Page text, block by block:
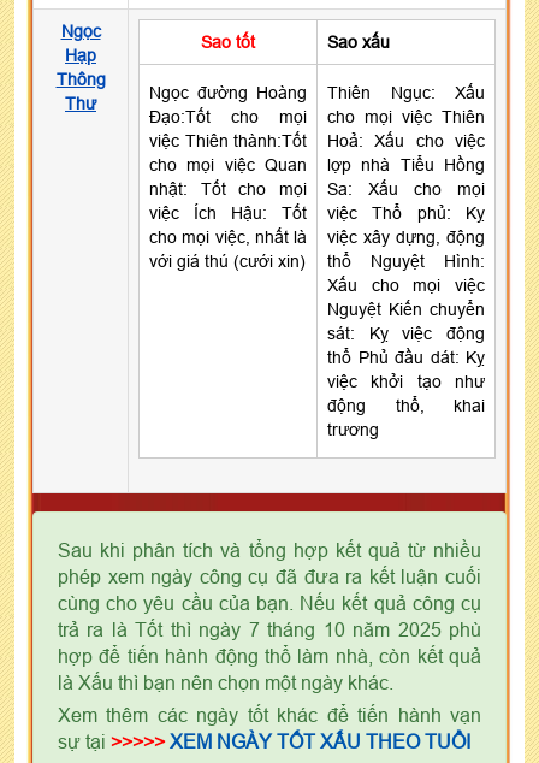
Ngọc
Hạp
Thông
Thư
Sao tốt Sao xấu
Ngọc đường Hoàng
Đạo:Tốt cho mọi
việc Thiên thành:Tốt
cho mọi việc Quan
nhật: Tốt cho mọi
việc Ích Hậu: Tốt
cho mọi việc, nhất là
với giá thú (cưới xin)
Thiên Ngục: Xấu
cho mọi việc Thiên
Hoả: Xấu cho việc
lợp nhà Tiểu Hồng
Sa: Xấu cho mọi
việc Thổ phủ: Kỵ
việc xây dựng, động
thổ Nguyệt Hình:
Xấu cho mọi việc
Nguyệt Kiến chuyển
sát: Kỵ việc động
thổ Phủ đầu dát: Kỵ
việc khởi tạo như
động thổ, khai
trương
Sau khi phân tích và tổng hợp kết quả từ nhiều
phép xem ngày công cụ đã đưa ra kết luận cuối
cùng cho yêu cầu của bạn. Nếu kết quả công cụ
trả ra là Tốt thì ngày 7 tháng 10 năm 2025 phù
hợp để tiến hành động thổ làm nhà, còn kết quả
là Xấu thì bạn nên chọn một ngày khác.
Xem thêm các ngày tốt khác để tiến hành vạn
sự tại >>>>> XEM NGÀY TỐT XẤU THEO TUỔI